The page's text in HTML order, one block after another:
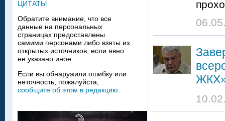
ЦИТАТЫ
Обратите внимание, что все
данные на персональных
страницах предоставлены
самими персонами либо взяты из
открытых источников, если явно
не указано иное.
Если вы обнаружили ошибку или
неточность, пожалуйста,
сообщите об этом в редакцию